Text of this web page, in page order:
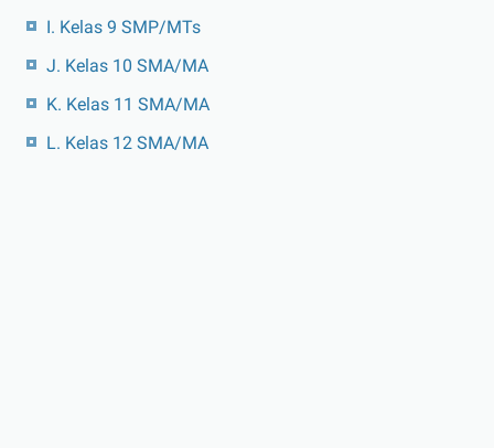
I. Kelas 9 SMP/MTs
J. Kelas 10 SMA/MA
K. Kelas 11 SMA/MA
L. Kelas 12 SMA/MA